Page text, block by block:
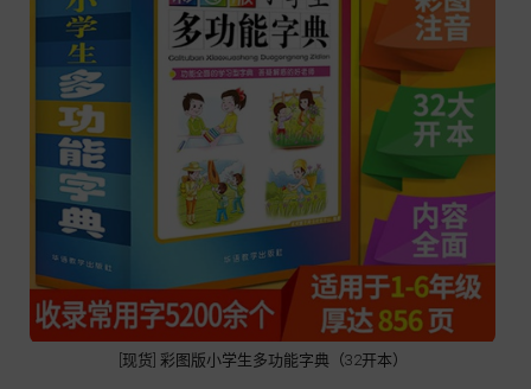
[现货] 彩图版小学生多功能字典（32开本）